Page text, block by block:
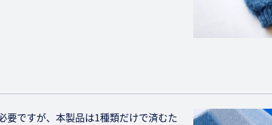
要ですが、本製品は1種類だけで済むた